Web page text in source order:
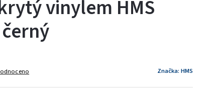
vinylem HMS
Značka: HMS